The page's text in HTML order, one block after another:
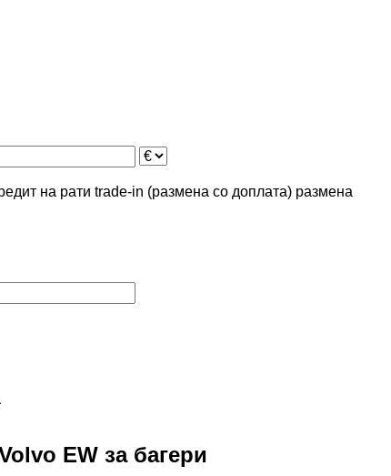
на рати trade-in (размена со доплата) размена
EW за багери